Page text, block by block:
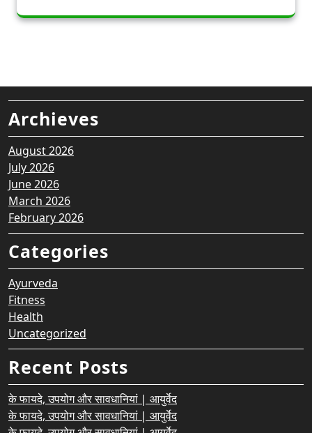
Archieves
August 2026
July 2026
June 2026
March 2026
February 2026
Categories
Ayurveda
Fitness
Health
Uncategorized
Recent Posts
के फायदे, उपयोग और सावधानियां | आयुर्वेद
के फायदे, उपयोग और सावधानियां | आयुर्वेद